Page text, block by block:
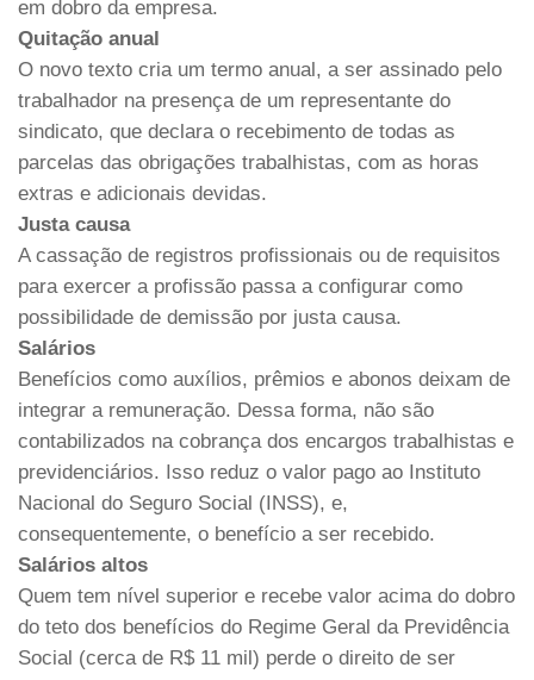
em dobro da empresa.
Quitação anual
O novo texto cria um termo anual, a ser assinado pelo
trabalhador na presença de um representante do
sindicato, que declara o recebimento de todas as
parcelas das obrigações trabalhistas, com as horas
extras e adicionais devidas.
Justa causa
A cassação de registros profissionais ou de requisitos
para exercer a profissão passa a configurar como
possibilidade de demissão por justa causa.
Salários
Benefícios como auxílios, prêmios e abonos deixam de
integrar a remuneração. Dessa forma, não são
contabilizados na cobrança dos encargos trabalhistas e
previdenciários. Isso reduz o valor pago ao Instituto
Nacional do Seguro Social (INSS), e,
consequentemente, o benefício a ser recebido.
Salários altos
Quem tem nível superior e recebe valor acima do dobro
do teto dos benefícios do Regime Geral da Previdência
Social (cerca de R$ 11 mil) perde o direito de ser